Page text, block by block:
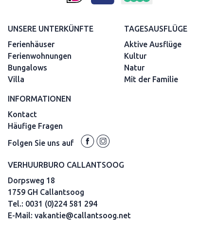
UNSERE UNTERKÜNFTE
Ferienhäuser
Ferienwohnungen
Bungalows
Villa
TAGESAUSFLÜGE
Aktive Ausflüge
Kultur
Natur
Mit der Familie
INFORMATIONEN
Kontact
Häufige Fragen
Folgen Sie uns auf
VERHUURBURO CALLANTSOOG
Dorpsweg 18
1759 GH Callantsoog
Tel.: 0031 (0)224 581 294
E-Mail: vakantie@callantsoog.net